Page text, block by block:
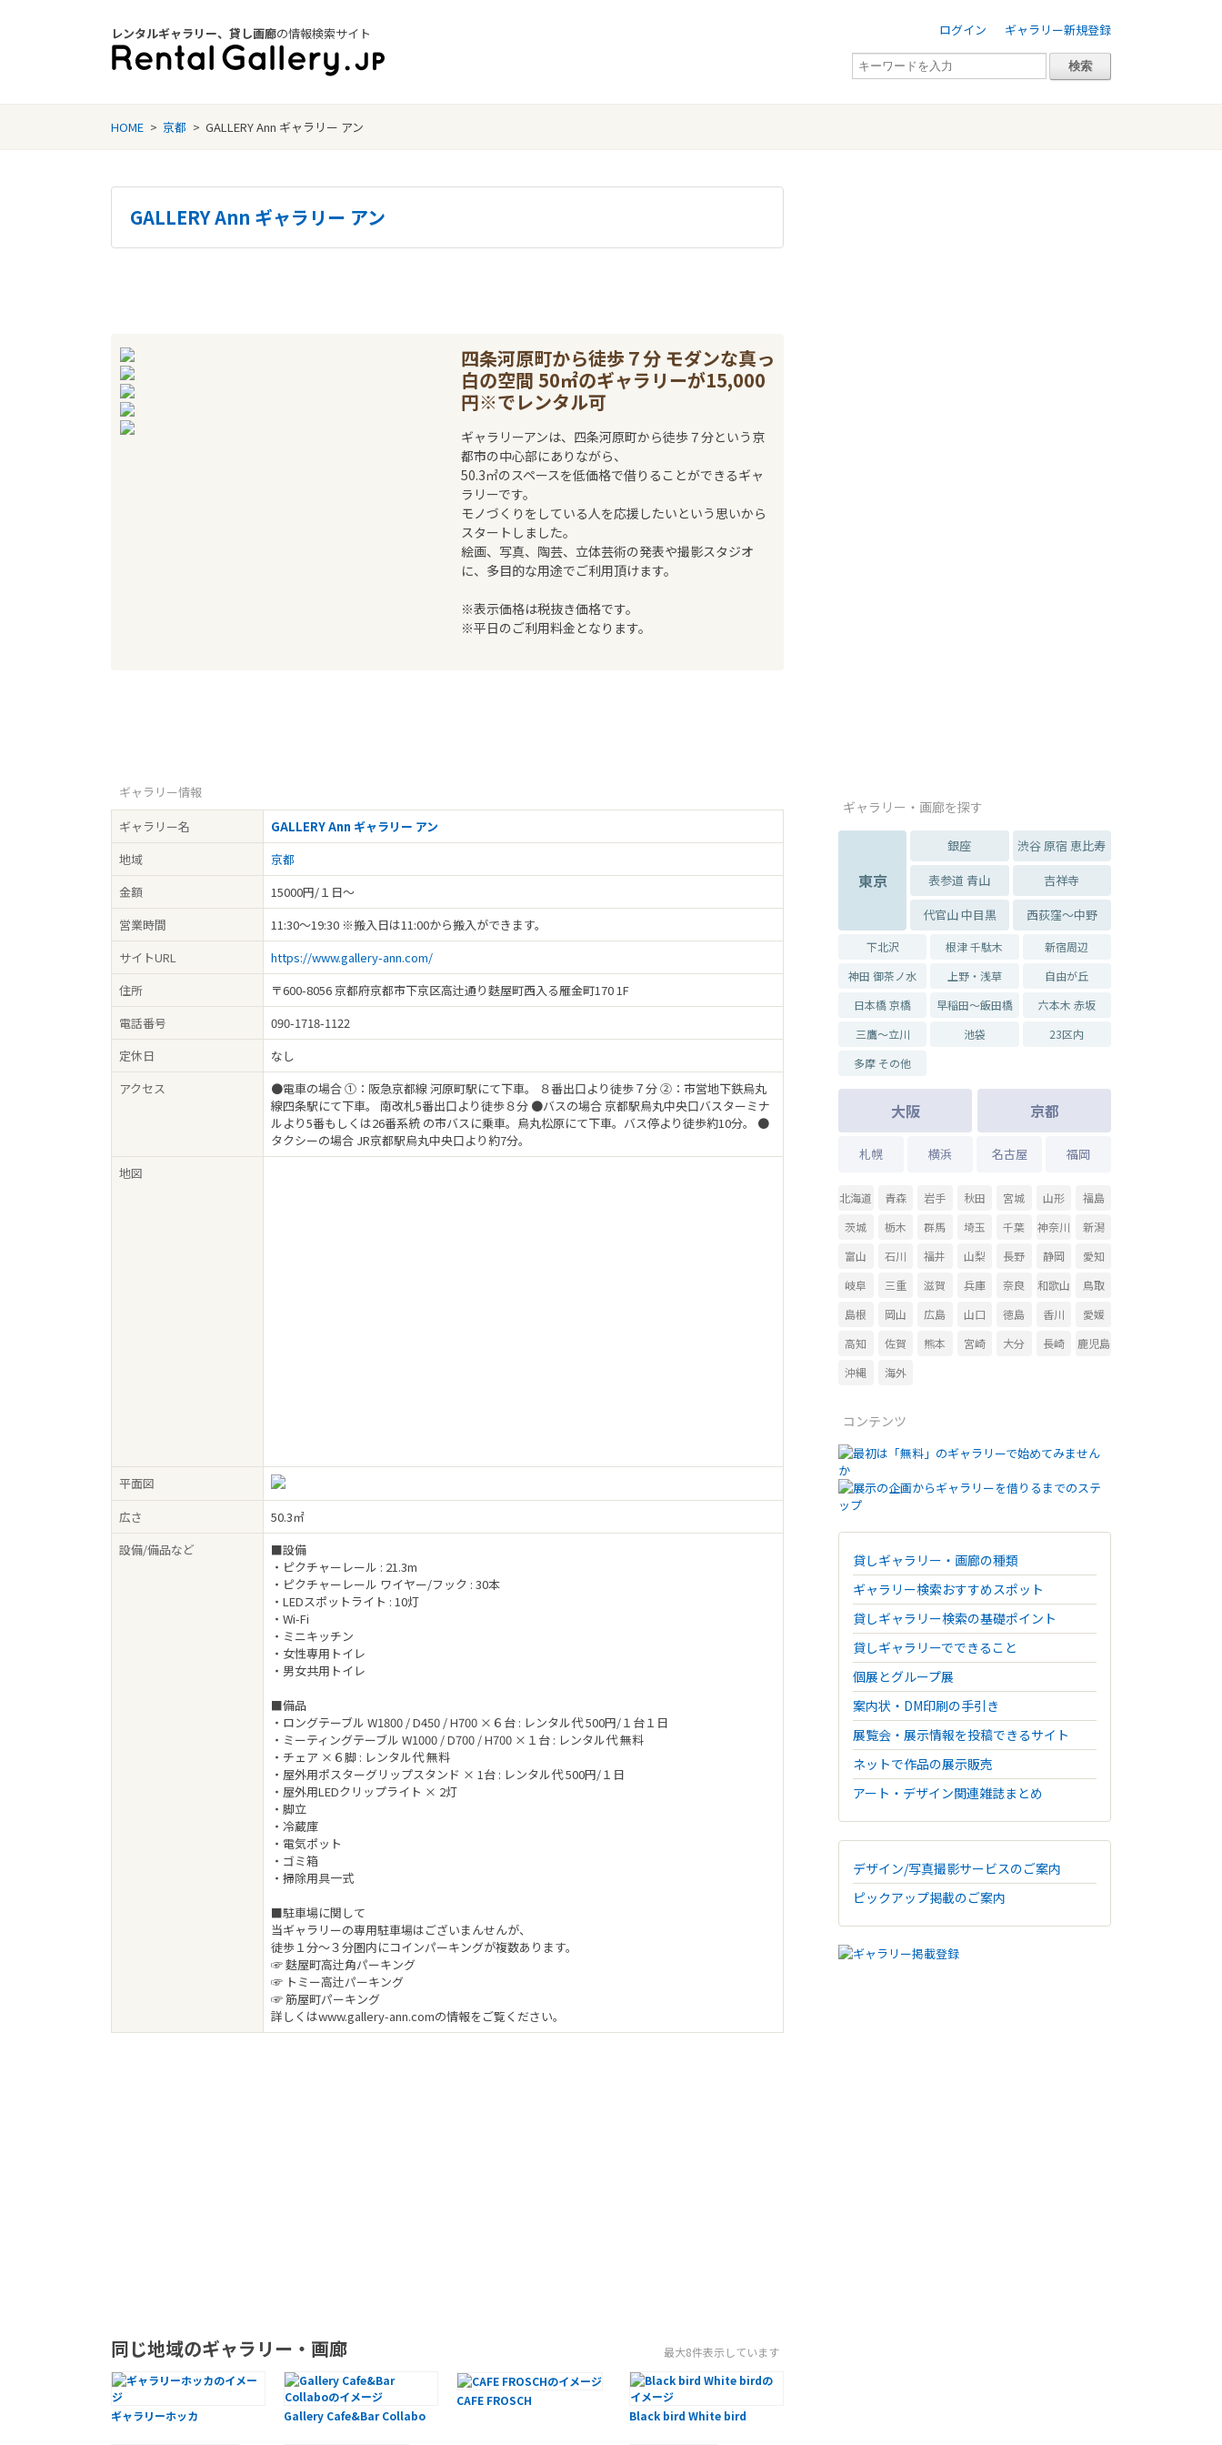
レンタルギャラリー、貸し画廊の情報検索サイト ログイン ギャラリー新規登録
HOME > 京都 > GALLERY Ann ギャラリー アン
GALLERY Ann ギャラリー アン
四条河原町から徒歩７分 モダンな真っ
白の空間 50㎡のギャラリーが15,000
円※でレンタル可
ギャラリーアンは、四条河原町から徒歩７分という京
都市の中心部にありながら、
50.3㎡のスペースを低価格で借りることができるギャ
ラリーです。
モノづくりをしている人を応援したいという思いから
スタートしました。
絵画、写真、陶芸、立体芸術の発表や撮影スタジオ
に、多目的な用途でご利用頂けます。
※表示価格は税抜き価格です。
※平日のご利用料金となります。
ギャラリー情報
ギャラリー名
GALLERY Ann ギャラリー アン
地域
京都
金額
15000円/１日〜
営業時間
11:30〜19:30 ※搬入日は11:00から搬入ができます。
サイトURL
https://www.gallery-ann.com/
住所
〒600-8056 京都府京都市下京区高辻通り麩屋町西入る雁金町170 1F
電話番号
090-1718-1122
定休日
なし
アクセス
●電車の場合 ①：阪急京都線 河原町駅にて下車。 ８番出口より徒歩７分 ②：市営地下鉄烏丸
線四条駅にて下車。 南改札5番出口より徒歩８分 ●バスの場合 京都駅烏丸中央口バスターミナ
ルより5番もしくは26番系統 の市バスに乗車。烏丸松原にて下車。バス停より徒歩約10分。 ●
タクシーの場合 JR京都駅烏丸中央口より約7分。
地図
平面図
広さ
50.3㎡
設備/備品など
■設備
・ピクチャーレール : 21.3m
・ピクチャーレール ワイヤー/フック : 30本
・LEDスポットライト : 10灯
・Wi-Fi
・ミニキッチン
・女性専用トイレ
・男女共用トイレ
■備品
・ロングテーブル W1800 / D450 / H700 ×６台 : レンタル代 500円/１台１日
・ミーティングテーブル W1000 / D700 / H700 ×１台 : レンタル代 無料
・チェア ×６脚 : レンタル代 無料
・屋外用ポスターグリップスタンド × 1台 : レンタル代 500円/１日
・屋外用LEDクリップライト × 2灯
・脚立
・冷蔵庫
・電気ポット
・ゴミ箱
・掃除用具一式
■駐車場に関して
当ギャラリーの専用駐車場はございまんせんが、
徒歩１分〜３分圏内にコインパーキングが複数あります。
☞ 麩屋町高辻角パーキング
☞ トミー高辻パーキング
☞ 筋屋町パーキング
詳しくはwww.gallery-ann.comの情報をご覧ください。
同じ地域のギャラリー・画廊 最大8件表示しています
ギャラリーホッカ Gallery Cafe&Bar Collabo
CAFE FROSCH
Black bird White bird
ギャラリー・画廊を探す
東京
銀座
渋谷 原宿 恵比寿
表参道 青山
吉祥寺
代官山 中目黒
西荻窪～中野
下北沢 根津 千駄木
新宿周辺
神田 御茶ノ水
上野・浅草
自由が丘
日本橋 京橋
早稲田～飯田橋
六本木 赤坂
三鷹～立川
池袋
23区内
多摩 その他
大阪 京都
札幌 横浜 名古屋 福岡
北海道 青森 岩手 秋田 宮城 山形
福島
茨城
栃木 群馬 埼玉 千葉 神奈川
新潟
富山
石川 福井 山梨 長野 静岡
愛知
岐阜
三重 滋賀 兵庫 奈良 和歌山
鳥取
島根
岡山 広島 山口 徳島 香川
愛媛
高知
佐賀 熊本 宮崎 大分 長崎
鹿児島
沖縄
海外
コンテンツ
貸しギャラリー・画廊の種類
ギャラリー検索おすすめスポット
貸しギャラリー検索の基礎ポイント
貸しギャラリーでできること
個展とグループ展
案内状・DM印刷の手引き
展覧会・展示情報を投稿できるサイト
ネットで作品の展示販売
アート・デザイン関連雑誌まとめ
デザイン/写真撮影サービスのご案内
ピックアップ掲載のご案内